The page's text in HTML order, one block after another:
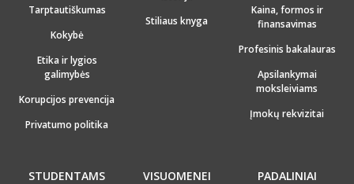
Tarptautiškumas
Kokybė
Etika ir lygios
galimybės
Korupcijos prevencija
Privatumo politika
Stiliaus knyga
Kaina, formos ir
finansavimas
Profesinis bakalauras
Apsilankymai
moksleiviams
Įmokų rekvizitai
STUDENTAMS VISUOMENEI PADALINIAI